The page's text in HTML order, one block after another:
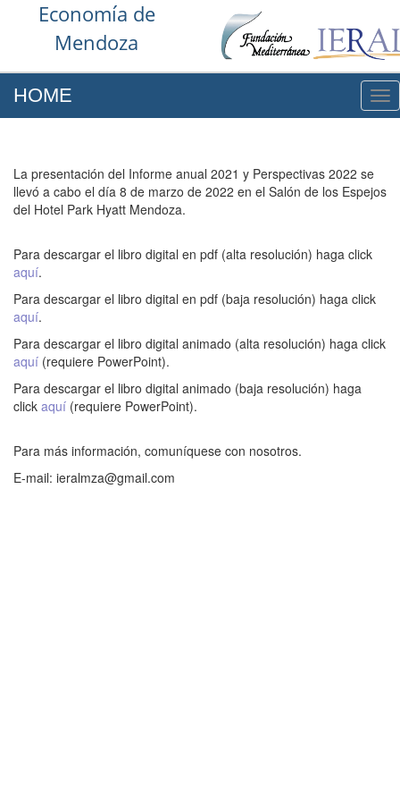
Economía de
Mendoza
HOME
La presentación del Informe anual 2021 y Perspectivas 2022 se
llevó a cabo el día 8 de marzo de 2022 en el Salón de los Espejos
del Hotel Park Hyatt Mendoza.
Para descargar el libro digital en pdf (alta resolución) haga click
aquí.
Para descargar el libro digital en pdf (baja resolución) haga click
aquí.
Para descargar el libro digital animado (alta resolución) haga click
aquí (requiere PowerPoint).
Para descargar el libro digital animado (baja resolución) haga
click aquí (requiere PowerPoint).
Para más información, comuníquese con nosotros.
E-mail: ieralmza@gmail.com